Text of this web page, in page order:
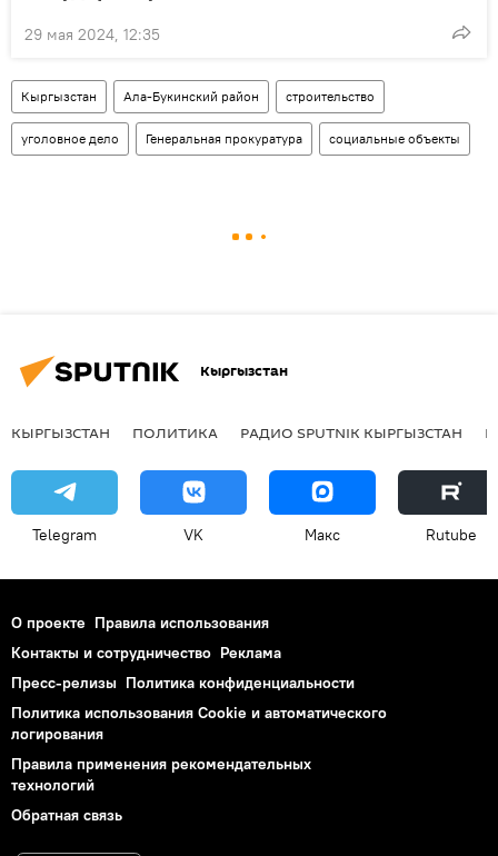
29 мая 2024, 12:35
Кыргызстан Ала-Букинский район строительство
уголовное дело Генеральная прокуратура социальные объекты
Кыргызстан
КЫРГЫЗСТАН ПОЛИТИКА РАДИО SPUTNIK КЫРГЫЗСТАН
Telegram VK Макс Rutube
О проекте Правила использования
Контакты и сотрудничество Реклама
Пресс-релизы Политика конфиденциальности
Политика использования Cookie и автоматического
логирования
Правила применения рекомендательных
технологий
Обратная связь